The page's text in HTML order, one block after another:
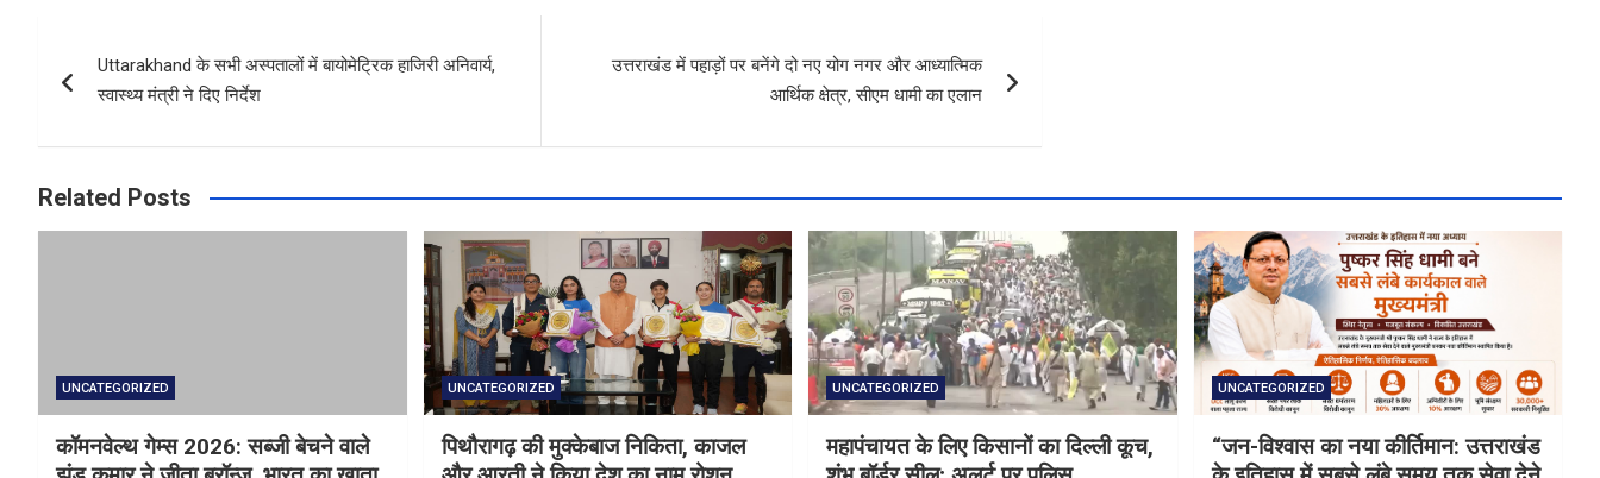
navigation
Uttarakhand के सभी अस्पतालों में बायोमेट्रिक हाजिरी अनिवार्य,
स्वास्थ्य मंत्री ने दिए निर्देश
उत्तराखंड में पहाड़ों पर बनेंगे दो नए योग नगर और आध्यात्मिक
आर्थिक क्षेत्र, सीएम धामी का एलान
Related Posts
UNCATEGORIZED
कॉमनवेल्थ गेम्स 2026: सब्जी बेचने वाले
UNCATEGORIZED
पिथौरागढ़ की मुक्केबाज निकिता, काजल
UNCATEGORIZED
महापंचायत के लिए किसानों का दिल्ली कूच,
UNCATEGORIZED
“जन-विश्वास का नया कीर्तिमान: उत्तराखंड